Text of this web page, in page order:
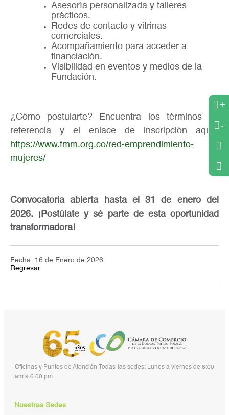
Asesoría personalizada y talleres
prácticos.
Redes de contacto y vitrinas
comerciales.
Acompañamiento para acceder a
financiación.
Visibilidad en eventos y medios de la
Fundación.
¿Cómo postularte? Encuentra los términos de
referencia y el enlace de inscripción aquí:
https://www.fmm.org.co/red-emprendimiento-
mujeres/
Convocatoria abierta hasta el 31 de enero del
2026. ¡Postúlate y sé parte de esta oportunidad
transformadora!
Fecha: 16 de Enero de 2026
Regresar
+
-
Oficinas y Puntos de Atención Todas las sedes: Lunes a viernes de 8:00
am a 6:00 pm.
Nuestras Sedes